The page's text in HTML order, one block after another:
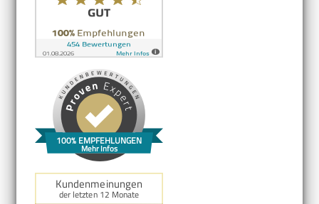
100% EMPFEHLUNGEN
Mehr Infos